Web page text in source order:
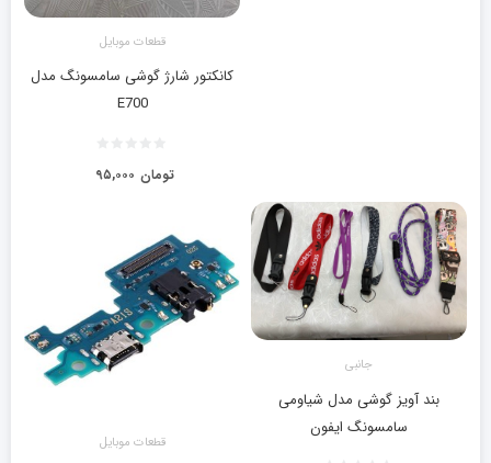
قطعات موبایل
کانکتور شارژ گوشی سامسونگ مدل
E700
۹۵,۰۰۰ تومان
جانبی
بند آویز گوشی مدل شیاومی
سامسونگ ایفون
قطعات موبایل